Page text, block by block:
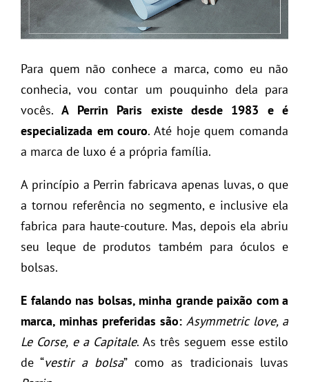
Para quem não conhece a marca, como eu não
conhecia, vou contar um pouquinho dela para
vocês.A Perrin Paris existe desde 1983 e é
especializada em couro. Até hoje quem comanda
a marca de luxo é a própria família.
A princípio a Perrin fabricava apenas luvas, o que
a tornou referência no segmento, e inclusive ela
fabrica para haute-couture. Mas, depois ela abriu
seu leque de produtos também para óculos e
bolsas.
E falando nas bolsas, minha grande paixão com a
marca, minhas preferidas são: Asymmetric love, a
Le Corse, e a Capitale. As três seguem esse estilo
de “vestir a bolsa” como as tradicionais luvas